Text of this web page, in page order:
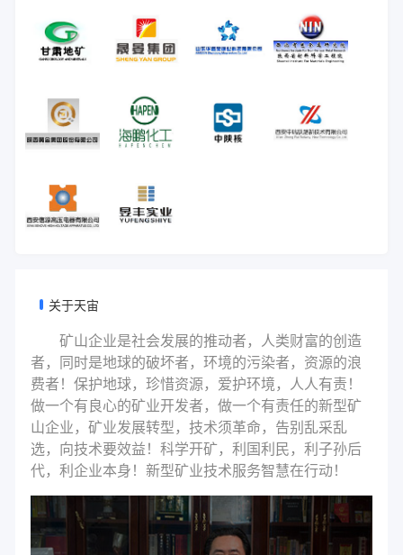
关于天宙
矿山企业是社会发展的推动者，人类财富的创造
者，同时是地球的破坏者，环境的污染者，资源的浪
费者！保护地球，珍惜资源，爱护环境，人人有责！
做一个有良心的矿业开发者，做一个有责任的新型矿
山企业，矿业发展转型，技术须革命，告别乱采乱
选，向技术要效益！科学开矿，利国利民，利子孙后
代，利企业本身！新型矿业技术服务智慧在行动！